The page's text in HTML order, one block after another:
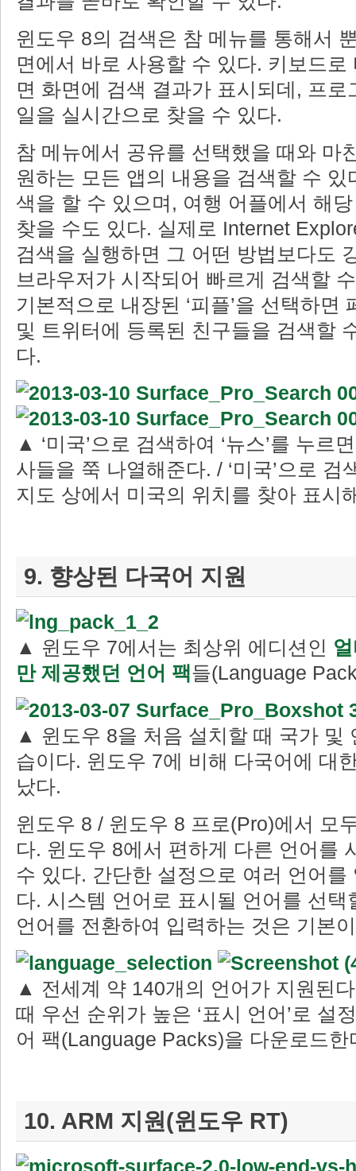
윈도우 8의 검색은 참 메뉴를 통해서
면에서 바로 사용할 수 있다. 키보드
면 화면에 검색 결과가 표시되데, 프
일을 실시간으로 찾을 수 있다.
참 메뉴에서 공유를 선택했을 때와 마
원하는 모든 앱의 내용을 검색할 수 있
색을 할 수 있으며, 여행 어플에서 해
찾을 수도 있다. 실제로 Internet
검색을 실행하면 그 어떤 방법보다도
브라우저가 시작되어 빠르게 검색할
기본적으로 내장된 ‘피플’을 선택하면
및 트위터에 등록된 친구들을 검색할
다.
▲ ‘미국’으로 검색하여 ‘뉴스’를 누르
사들을 쭉 나열해준다. / ‘미국’으로 검
지도 상에서 미국의 위치를 찾아 표시
9. 향상된 다국어 지원
▲ 윈도우 7에서는 최상위 에디션인
만 제공했던 언어 팩들(Language
▲ 윈도우 8을 처음 설치할 때 국가 및
습이다. 윈도우 7에 비해 다국어에 대
났다.
윈도우 8 / 윈도우 8 프로(Pro)에서 모
다. 윈도우 8에서 편하게 다른 언어를
수 있다. 간단한 설정으로 여러 언어를
다. 시스템 언어로 표시될 언어를 선택
언어를 전환하여 입력하는 것은 기본
▲ 전세계 약 140개의 언어가 지원된
때 우선 순위가 높은 ‘표시 언어’로 설
어 팩(Language Packs)을 다운로드한
10. ARM 지원(윈도우 RT)